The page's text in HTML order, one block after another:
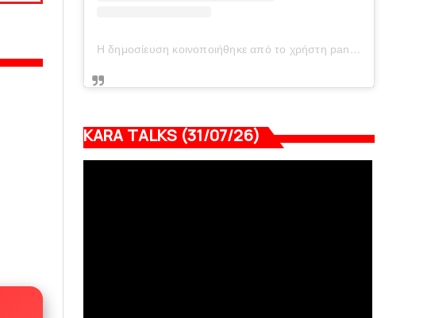
Η δημοσίευση κοινοποιήθηκε από το χρήστη panionianea.gr (@panionianea.gr)
KARA TALKS (31/07/26)